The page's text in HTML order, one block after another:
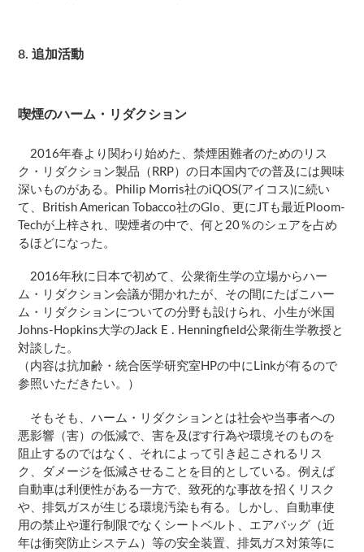
8. 追加活動
喫煙のハーム・リダクション
2016年春より関わり始めた、禁煙困難者のためのリス
ク・リダクション製品（RRP）の日本国内での普及には興味
深いものがある。Philip Morris社のiQOS(アイコス)に続い
て、British American Tobacco社のGlo、更にJTも最近Ploom-
Techが上梓され、喫煙者の中で、何と20％のシェアを占め
るほどになった。
2016年秋に日本で初めて、公衆衛生学の立場からハー
ム・リダクション会議が開かれたが、その間にたばこハー
ム・リダクションについての分野も設けられ、小生が米国
Johns-Hopkins大学のJack E . Henningfield公衆衛生学教授と
対談した。
（内容は抗加齢・統合医学研究室HPの中にLinkが有るので
参照いただきたい。）
そもそも、ハーム・リダクションとは社会や当事者への
悪影響（害）の低減で、害を及ぼす行為や環境そのものを
阻止するのではなく、それによって引き起こされるリス
ク、ダメージを低減させることを目的としている。例えば
自動車は利便性がある一方で、致死的な事故を招くリスク
や、排気ガスが生じる環境汚染も有る。しかし、自動車使
用の禁止や運行制限でなくシートベルト、エアバッグ（近
年は衝突防止システム）等の安全装置、排気ガス対策等に